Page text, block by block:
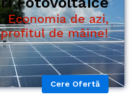
Economia de azi,
profitul de mâine!
Cere Ofertă